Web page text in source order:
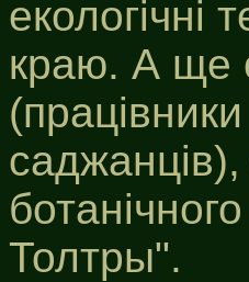
екологічні
краю. А ще
Толтры".